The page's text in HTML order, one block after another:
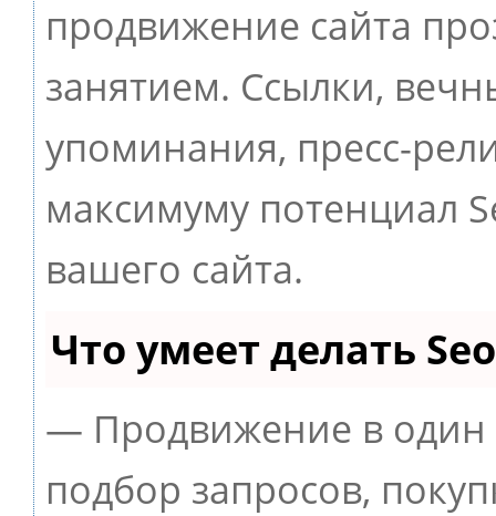
продвижение сайта
занятием. Ссылки,
упоминания, пресс-
максимуму потенциал
вашего сайта.
Что умеет делать
— Продвижение в один
подбор запросов,